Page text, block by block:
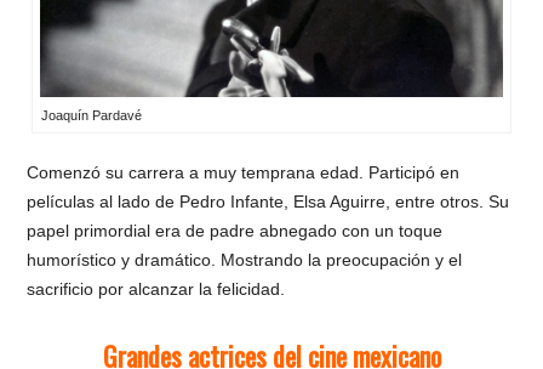
Joaquín Pardavé
Comenzó su carrera a muy temprana edad. Participó en
películas al lado de Pedro Infante, Elsa Aguirre, entre otros. Su
papel primordial era de padre abnegado con un toque
humorístico y dramático. Mostrando la preocupación y el
sacrificio por alcanzar la felicidad.
Grandes actrices del cine mexicano